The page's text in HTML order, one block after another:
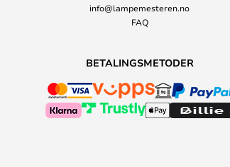
info@lampemesteren.no
FAQ
BETALINGSMETODER